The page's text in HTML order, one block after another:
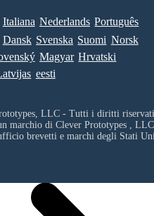
Italiana Nederlands Português
Dansk Svenska Suomi Norsk
Magyar Hrvatski
eesti
LLC - Tutti i diritti
marchio di Clever Prototypes , LLC
brevetti e marchi degli Stati